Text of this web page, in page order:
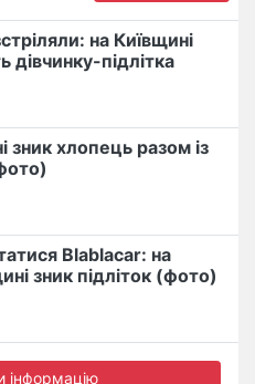
на Київщині
дівчинку-підлітка
зник хлопець разом із
Blablacar: на
зник підліток (фото)
інформацію